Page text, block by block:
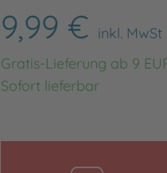
9,99 € inkl. MwSt
Gratis-Lieferung ab 9
Sofort lieferbar